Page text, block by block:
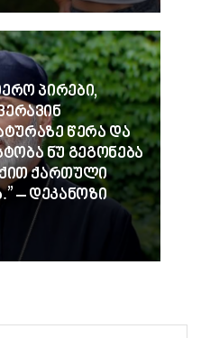
პირები,
წერა და
ნუ გეგონება
ქართული
– დეკანოზი